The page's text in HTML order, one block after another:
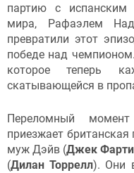
партию с испанским
мира, Рафаэлем
превратили этот
победе над
которое теперь
скатывающейся в
Переломный
приезжает
муж Дэйв (Джек
(Дилан Торрелл). Они